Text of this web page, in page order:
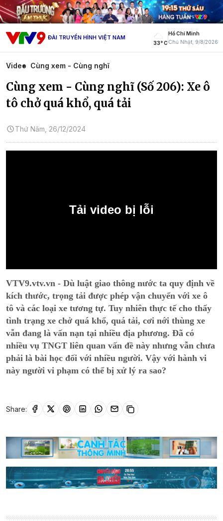
ĐÀI TRUYỀN HÌNH VIỆT NAM
33° C
Hồ Chí Minh
Chủ Nhật, 9/8/2026
Video Cùng xem - Cùng nghĩ
Cùng xem - Cùng nghĩ (Số 206): Xe ô
tô chở quá khổ, quá tải
Thứ Năm, 26/12/2024
Tải video bị lỗi
VTV9.vtv.vn - Dù luật giao thông nước ta quy định về
kích thước, trọng tải được phép vận chuyển với xe ô
tô và các loại xe tương tự. Tuy nhiên thực tế cho thấy
tình trạng xe chở quá khổ, quá tải, cơi nới thùng xe
vẫn đang là vấn nạn tại nhiều địa phương. Đã có
nhiều vụ TNGT liên quan vấn đề này nhưng vẫn chưa
phải là bài học đối với nhiều người. Vậy với hành vi
này người vi phạm có thể bị xử lý ra sao?
Share: